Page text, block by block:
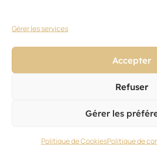
Gérer les services
Accepter
Refuser
Gérer les
Politique de CookiesPolitique de
m’imprégner d’elle.» Le rendez-
foulards, les couleurs qui
femme... pas seulement au
aussi pour le maquillage et les
salons Kennedy, la prestation
une prise de vues type avant/
Concernant le conseil en